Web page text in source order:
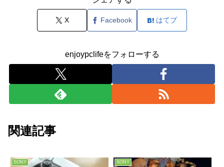
X Facebook はてブ
enjoypclifeをフォローする
関連記事
SONY SONY